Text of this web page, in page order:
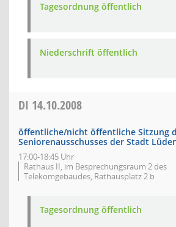
Tagesordnung öffentlich
Niederschrift öffentlich
DI 14.10.2008
öffentliche/nicht öffentliche Sitzung
Seniorenausschusses der Stadt
17:00-18:45 Uhr
Rathaus II, im Besprechungsraum 2 des
Telekomgebäudes, Rathausplatz 2 b
Tagesordnung öffentlich